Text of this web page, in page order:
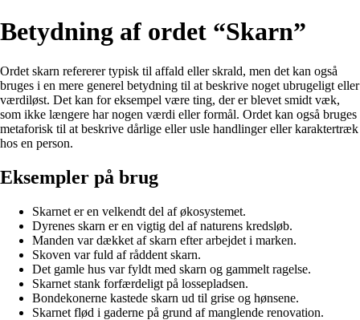
Betydning af ordet “Skarn”
Ordet skarn refererer typisk til affald eller skrald, men det kan også
bruges i en mere generel betydning til at beskrive noget ubrugeligt eller
værdiløst. Det kan for eksempel være ting, der er blevet smidt væk,
som ikke længere har nogen værdi eller formål. Ordet kan også bruges
metaforisk til at beskrive dårlige eller usle handlinger eller karaktertræk
hos en person.
Eksempler på brug
Skarnet er en velkendt del af økosystemet.
Dyrenes skarn er en vigtig del af naturens kredsløb.
Manden var dækket af skarn efter arbejdet i marken.
Skoven var fuld af råddent skarn.
Det gamle hus var fyldt med skarn og gammelt ragelse.
Skarnet stank forfærdeligt på lossepladsen.
Bondekonerne kastede skarn ud til grise og hønsene.
Skarnet flød i gaderne på grund af manglende renovation.